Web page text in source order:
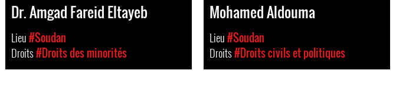
Dr. Amgad Fareid Eltayeb
Lieu#Soudan
Droits#Droits des minorités
Mohamed Aldouma
Lieu#Soudan
Droits#Droits civils et politiques